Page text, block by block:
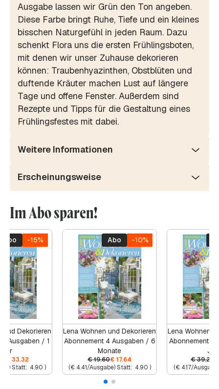
Ausgabe lassen wir Grün den Ton angeben.
Diese Farbe bringt Ruhe, Tiefe und ein kleines
bisschen Naturgefühl in jeden Raum. Dazu
schenkt Flora uns die ersten Frühlingsboten,
mit denen wir unser Zuhause dekorieren
können: Traubenhyazinthen, Obstblüten und
duftende Kräuter machen Lust auf längere
Tage und offene Fenster. Außerdem sind
Rezepte und Tipps für die Gestaltung eines
Frühlingsfestes mit dabei.
Weitere Informationen
Erscheinungsweise
Im Abo sparen!
Abo -15%
und Dekorieren
Ausgaben / 1
33.32
Statt: 4.90 )
Abo -10%
Lena Wohnen und Dekorieren
Abonnement 4 Ausgaben / 6
Monate
€19.60€ 17.64
(€4.41/Ausgabe) Statt: 4.90 )
Lena Wohnen
Abonnement 8
€39.20
(€4.17/